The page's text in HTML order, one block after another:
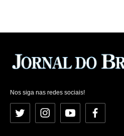
Nos siga nas redes sociais!
Twitter InstagramYouTubeFacebook